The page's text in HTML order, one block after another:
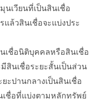
เวียนที่เป็นสินเชื่อ
ล้วสินเชื่อจะแบ่งประ
เชื่อนิติบุคคลหรือสินเชื่อ
สินเชื่อระยะสั้นเป็นส่วน
ะปานกลางเป็นสินเชื่อ
เชื่อที่แบ่งตามหลักทรัพย์